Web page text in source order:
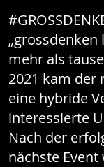
mehr als
2021 kam der
eine hybride
interessierte
Nach der
nächste